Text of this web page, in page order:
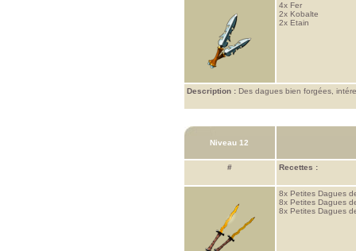
4x Fer
2x Kobalte
2x Etain
Description : Des dagues bien forgées,
Niveau 12
# Recettes :
8x Petites Dagues
8x Petites Dagues
8x Petites Dagues